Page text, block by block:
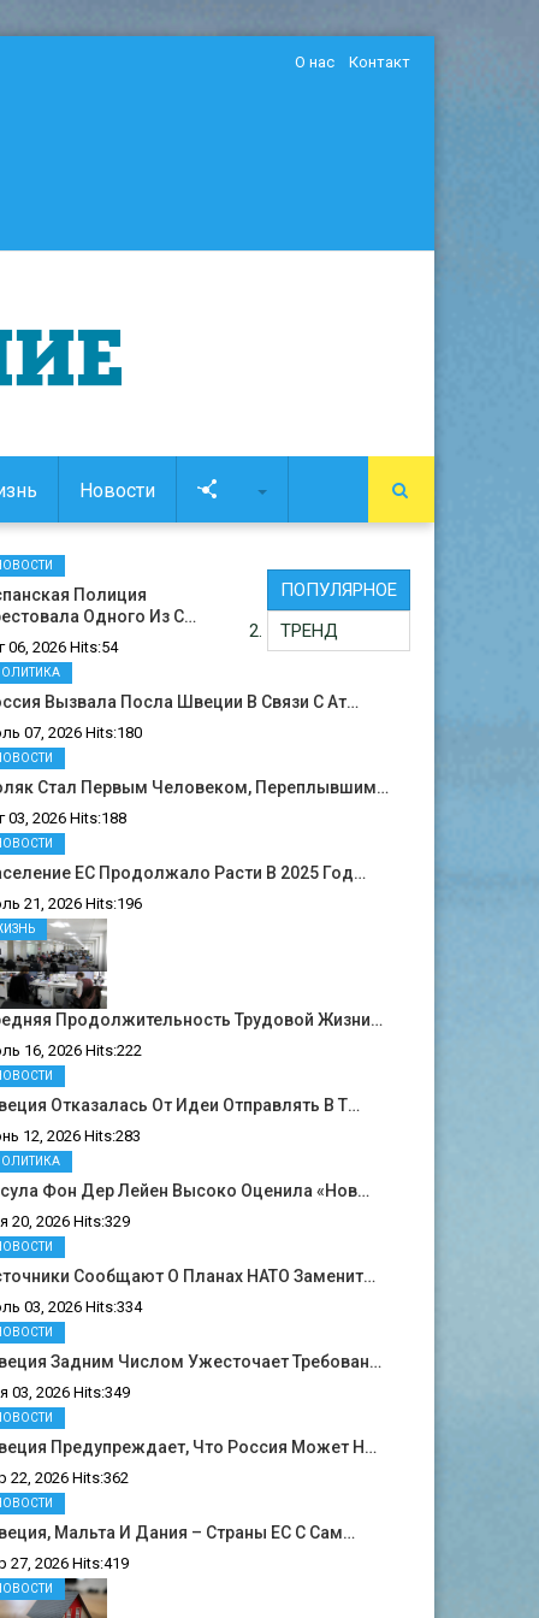
О нас Контакт
Новости
ПОПУЛЯРНОЕ
ТРЕНД
Полиция
Одного Из С…
06, 2026 Hits:54
Вызвала Посла Швеции В Связи С Ат…
07, 2026 Hits:180
Стал Первым Человеком, Переплывшим…
03, 2026 Hits:188
ЕС Продолжало Расти В 2025 Год…
21, 2026 Hits:196
Продолжительность Трудовой Жизни…
16, 2026 Hits:222
Отказалась От Идеи Отправлять В Т…
12, 2026 Hits:283
Фон Дер Лейен Высоко Оценила «нов…
20, 2026 Hits:329
Сообщают О Планах НАТО Заменит…
03, 2026 Hits:334
Задним Числом Ужесточает Требован…
03, 2026 Hits:349
Предупреждает, Что Россия Может Н…
22, 2026 Hits:362
Мальта И Дания – Страны ЕС С Сам…
27, 2026 Hits:419